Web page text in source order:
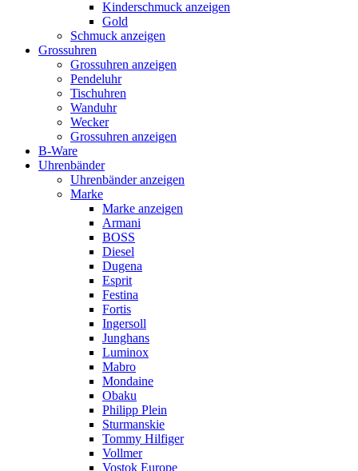
Kinderschmuck anzeigen
Gold
Schmuck anzeigen
Grossuhren
Grossuhren anzeigen
Pendeluhr
Tischuhren
Wanduhr
Wecker
Grossuhren anzeigen
B-Ware
Uhrenbänder
Uhrenbänder anzeigen
Marke
Marke anzeigen
Armani
BOSS
Diesel
Dugena
Esprit
Festina
Fortis
Ingersoll
Junghans
Luminox
Mabro
Mondaine
Obaku
Philipp Plein
Sturmanskie
Tommy Hilfiger
Vollmer
Vostok Europe